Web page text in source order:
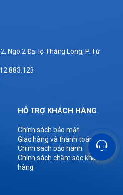
Ngõ 2 Đại lộ Thăng Long, P. Từ
HỖ TRỢ KHÁCH HÀNG
Chính sách bảo mật
Giao hàng và thanh toán
Chính sách bảo hành
Chính sách chăm sóc khách
hàng